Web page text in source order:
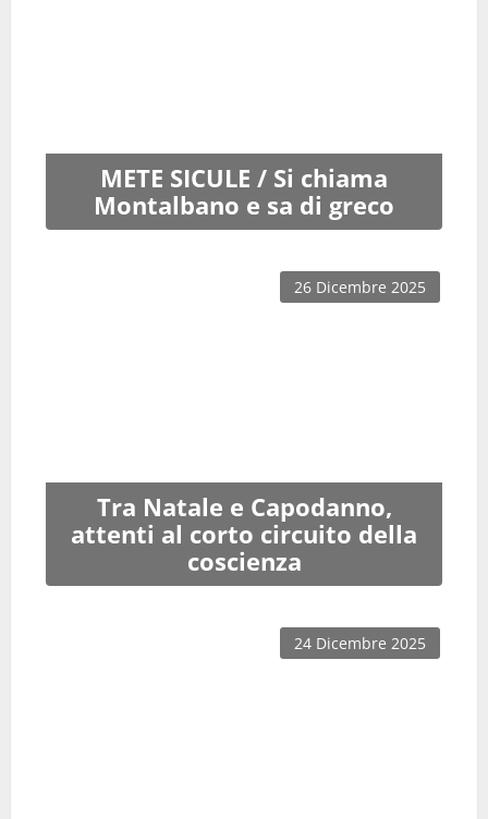
METE SICULE / Si chiama
Montalbano e sa di greco
Tra Natale e Capodanno,
attenti al corto circuito della
coscienza
26 Dicembre 2025
24 Dicembre 2025